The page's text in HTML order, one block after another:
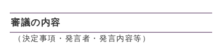
審議の内容
（決定事項・発言者・発言内容等）